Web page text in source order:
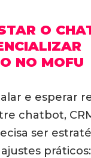
O
NO MOFU
e esperar
chatbot,
ser
práticos: